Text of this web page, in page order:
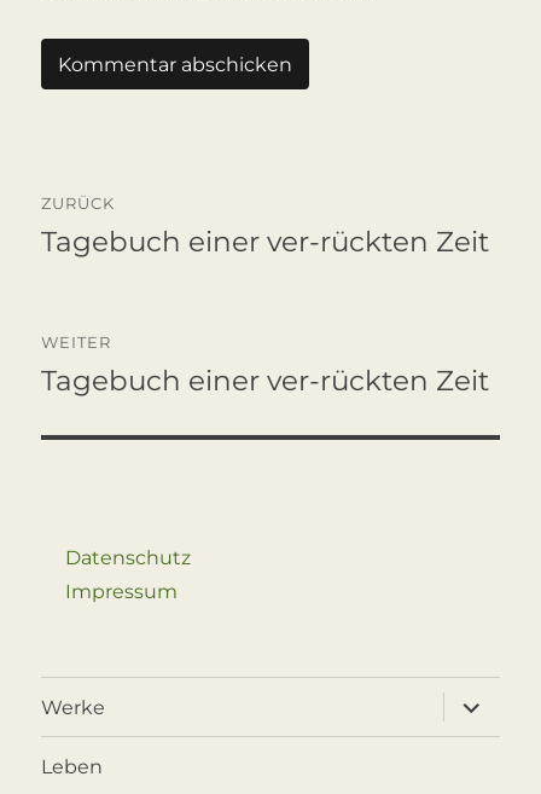
ZURÜCK
Vorheriger
Tagebuch einer ver-rückten Zeit
WEITER
Nächster
Tagebuch einer ver-rückten Zeit
Datenschutz
Impressum
Werke
öffnen
Leben